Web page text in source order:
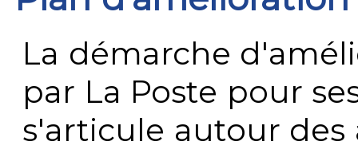
La démarche
par La Poste pour
s'articule autour des